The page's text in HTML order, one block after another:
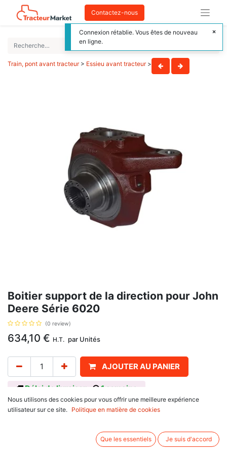
Contactez-nous
Train, pont avant tracteur> Essieu avant tracteur>
Boitier support de la direction pour John
Deere Série 6020
(0 review)
634,10 € H.T. par Unités
AJOUTER AU PANIER
Délai de livraison : 1 semaine
Coté gauche, avec pour référence d'origine : L157636, L157614, B2019,
6020 Series : 6320, 6420 S, 6420
6030 Series : 6130, 6230, 6330, 6430
Nous utilisons des cookies pour vous offrir une meilleure expérience
utilisateur sur ce site.
Politique en matière de cookies
Que les essentiels Je suis d'accord
Connexion rétablie. Vous êtes de nouveau
en ligne.